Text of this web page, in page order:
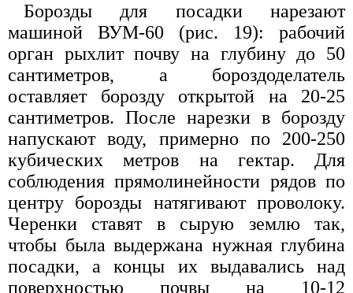
Борозды для посадки нарезают
машиной ВУМ-60 (рис. 19): рабочий
орган рыхлит почву на глубину до 50
сантиметров, а бороздоделатель
оставляет борозду открытой на 20-25
сантиметров. После нарезки в борозду
напускают воду, примерно по 200-250
кубических метров на гектар. Для
соблюдения прямолинейности рядов по
центру борозды натягивают проволоку.
Черенки ставят в сырую землю так,
чтобы была выдержана нужная глубина
посадки, а концы их выдавались над
поверхностью почвы на 10-12